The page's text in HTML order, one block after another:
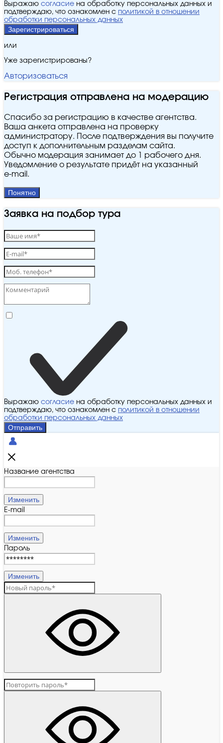
Выражаю согласие на обработку персональных данных и
подтверждаю, что ознакомлен с политикой в отношении
обработки персональных данных
Зарегистрироваться
или
Уже зарегистрированы?
Авторизоваться
Регистрация отправлена на модерацию
Спасибо за регистрацию в качестве агентства.
Ваша анкета отправлена на проверку
администратору. После подтверждения вы получите
доступ к дополнительным разделам сайта.
Обычно модерация занимает до 1 рабочего дня.
Уведомление о результате придёт на указанный
e‑mail.
Понятно
Заявка на подбор тура
Выражаю согласие на обработку персональных данных и
подтверждаю, что ознакомлен с политикой в отношении
обработки персональных данных
Отправить
Название агентства
Изменить
E-mail
Изменить
Пароль
Изменить